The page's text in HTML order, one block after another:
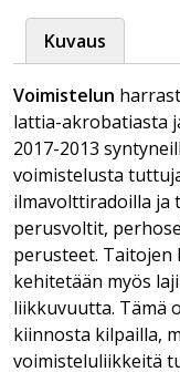
/
7-
11v
/
Pe
klo
18-
19
/
Kevät
-25
määrä
Kuvaus
Voimistelun
lattia-akrobatiasta
2017-2013
voimistelusta
ilmavolttiradoilla ja
perusvoltit,
perusteet. Taitojen
kehitetään myös
liikkuvuutta. Tämä
kiinnosta kilpailla,
voimisteluliikkeitä